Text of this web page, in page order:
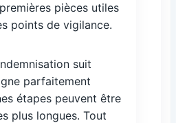
pièces utiles
points de vigilance.
suit
parfaitement
étapes peuvent être
plus longues. Tout